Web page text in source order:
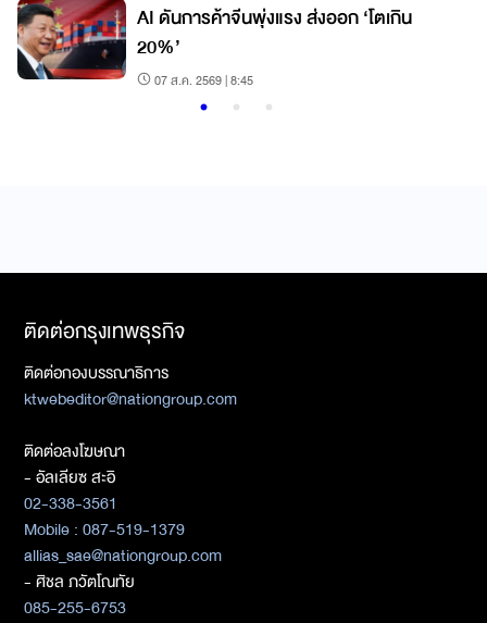
AI ดันการค้าจีนพุ่งแรง ส่งออก ‘โตเกิน
20%’
07 ส.ค. 2569 | 8:45
ติดต่อกรุงเทพธุรกิจ
ติดต่อกองบรรณาธิการ
ktwebeditor@nationgroup.com
ติดต่อลงโฆษณา
- อัลเลียซ สะอิ
02-338-3561
Mobile : 087-519-1379
allias_sae@nationgroup.com
- ศิชล ภวัตโณทัย
085-255-6753